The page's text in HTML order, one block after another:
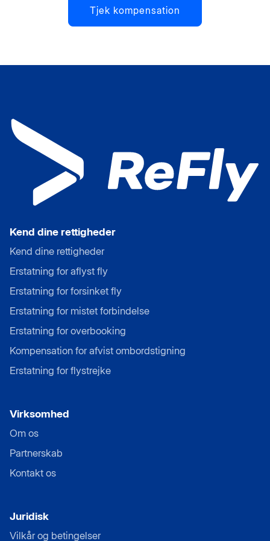
Tjek kompensation
Kend dine rettigheder
Kend dine rettigheder
Erstatning for aflyst fly
Erstatning for forsinket fly
Erstatning for mistet forbindelse
Erstatning for overbooking
Kompensation for afvist ombordstigning
Erstatning for flystrejke
Virksomhed
Om os
Partnerskab
Kontakt os
Juridisk
Vilkår og betingelser